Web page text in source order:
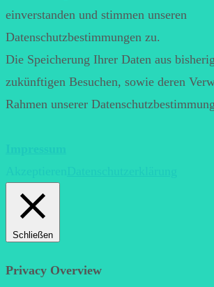
einverstanden und stimmen unseren
Datenschutzbestimmungen zu.
Die Speicherung Ihrer Daten aus
zukünftigen Besuchen, sowie deren
Rahmen unserer
Schließen
Privacy Overview